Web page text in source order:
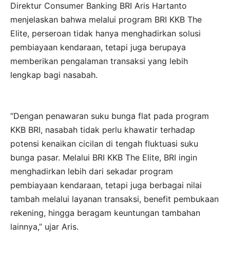
Direktur Consumer Banking BRI Aris Hartanto
menjelaskan bahwa melalui program BRI KKB The
Elite, perseroan tidak hanya menghadirkan solusi
pembiayaan kendaraan, tetapi juga berupaya
memberikan pengalaman transaksi yang lebih
lengkap bagi nasabah.
“Dengan penawaran suku bunga flat pada program
KKB BRI, nasabah tidak perlu khawatir terhadap
potensi kenaikan cicilan di tengah fluktuasi suku
bunga pasar. Melalui BRI KKB The Elite, BRI ingin
menghadirkan lebih dari sekadar program
pembiayaan kendaraan, tetapi juga berbagai nilai
tambah melalui layanan transaksi, benefit pembukaan
rekening, hingga beragam keuntungan tambahan
lainnya,” ujar Aris.